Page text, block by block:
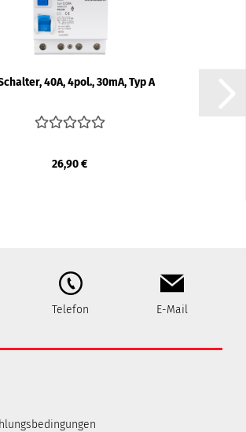
40A, 4pol., 30mA, Typ A
26,90 €
Telefon E-Mail